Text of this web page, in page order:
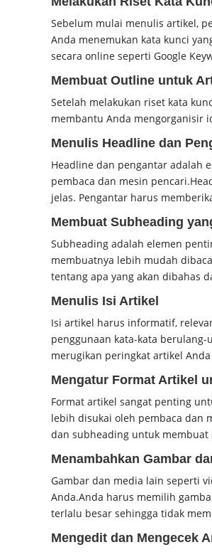
Sebelum mulai menulis artikel,
Anda menemukan kata kunci
secara online seperti Google
Membuat Outline untuk
Setelah melakukan riset kata
membantu Anda mengorganisir
Menulis Headline dan
Headline dan pengantar adalah
pembaca dan mesin pencari.
jelas. Pengantar harus
Membuat Subheading
Subheading adalah elemen
membuatnya lebih mudah
tentang apa yang akan dibahas
Menulis Isi Artikel
Isi artikel harus informatif,
penggunaan kata-kata
merugikan peringkat artikel
Mengatur Format Artikel
Format artikel sangat penting
lebih disukai oleh pembaca dan
dan subheading untuk
Menambahkan Gambar
Gambar dan media lain seperti
Anda.Anda harus memilih
terlalu besar sehingga tidak
Mengedit dan Mengecek